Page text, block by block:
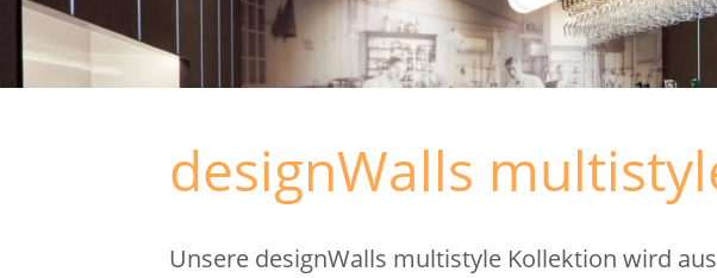
designWalls
Unsere designWalls multistyle Kollektion wird